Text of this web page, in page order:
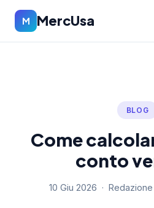
M MercUsa
BLOG
Come
conto
10 Giu 2026 ·